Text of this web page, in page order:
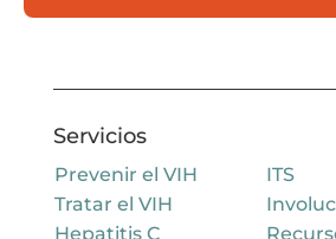
Servicios
Prevenir el VIH
Tratar el VIH
Hepatitis C
ITS